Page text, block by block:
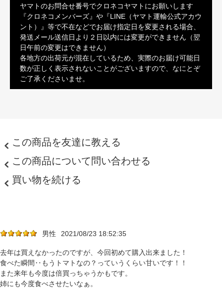
ヤマトのお問合せ番号でクロネコヤマトにお願いします
『クロネコメンバーズ』や『LINE（ヤマト運輸公式アカウ
ント）』等で不在などでお届け指定日を変更される場合、
発送メール送信日より２日以内には変更ができません（翌
日午前の変更はできません）
各地方の出荷元が混在しているため、実際のお届け可能日
数が正しく表示されないことがございますので、なにとぞ
ご了承くださいませ。
この商品を友達に教える
この商品について問い合わせる
買い物を続ける
男性 2021/08/23 18:52:35
去年は買えなかったのですが、今回初めて購入出来ました！
食べた瞬間‥もうトマトなの？っていうくらい甘いです！！
また来年も今度は倍買っちゃうかもです。
姉にも今度食べさせたいなぁ。